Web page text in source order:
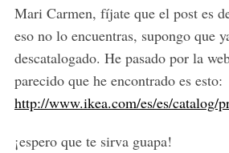
s
:
Mari Carmen, fíjate que el post es
eso no lo encuentras, supongo que
descatalogado. He pasado por la
parecido que he encontrado es esto:
http://www.ikea.com/es/es/catalog/
¡espero que te sirva guapa!
r
: